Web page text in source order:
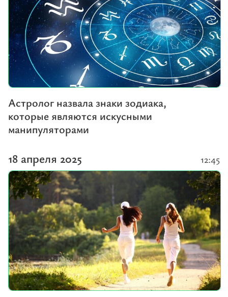
Астролог назвала знаки зодиака,
которые являются искусными
манипуляторами
18 апреля 2025 12:45